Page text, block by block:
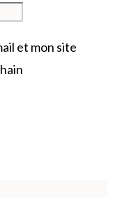
et mon site